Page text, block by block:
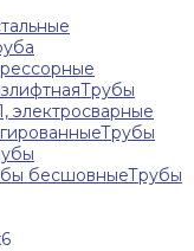
Трубы
электросварные
Трубы
бесшовныеТрубы